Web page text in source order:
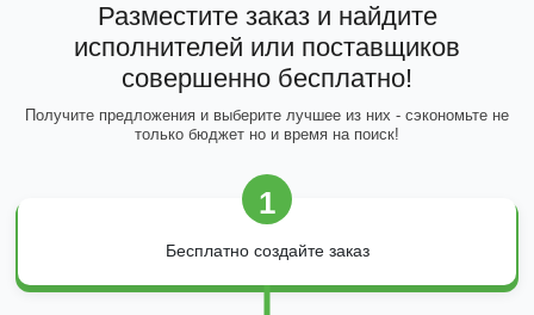
Разместите заказ и найдите
исполнителей или поставщиков
совершенно бесплатно!
Получите предложения и выберите лучшее из них - сэкономьте не
только бюджет но и время на поиск!
1
Бесплатно создайте заказ